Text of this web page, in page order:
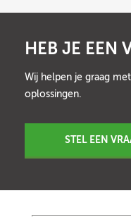
HEB JE EEN
Wij helpen je graag
oplossingen.
STEL EEN